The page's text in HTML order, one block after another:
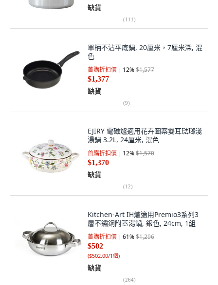
缺貨
(111)
單柄不沾平底鍋, 20厘米，7厘米深, 混
色
首購折扣價 12%$1,577
$1,377
缺貨
(9)
EJIRY 電磁爐適用花卉圖案雙耳琺瑯淺
湯鍋 3.2L, 24厘米, 混色
首購折扣價 12%$1,570
$1,370
缺貨
(12)
Kitchen-Art IH爐適用Premio3系列3
層不鏽鋼附蓋湯鍋, 銀色, 24cm, 1組
首購折扣價 61%$1,296
$502
($502.00/1個)
缺貨
(264)